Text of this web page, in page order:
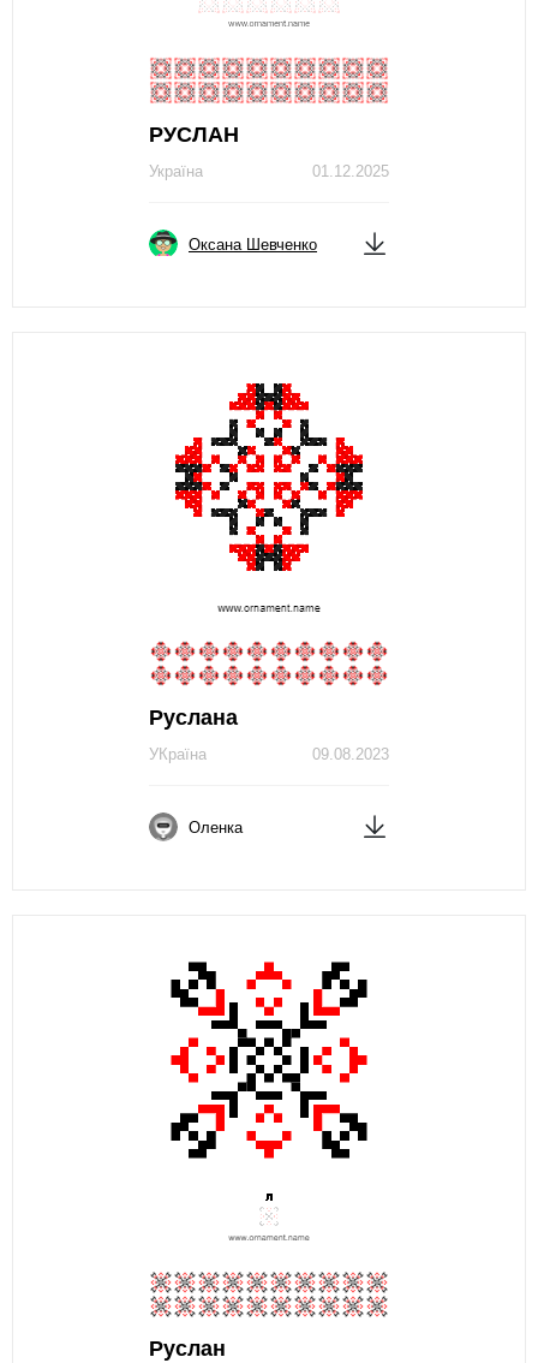
РУСЛАН
01.12.2025
Україна
Оксана Шевченко
Руслана
09.08.2023
УКраїна
Оленка
Руслан